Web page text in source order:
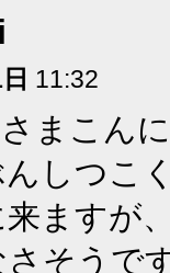
11:32
まこん
しつこ
ますが
そうで